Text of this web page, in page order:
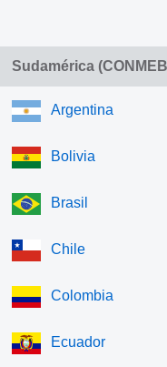
Sudamérica
Argentina
Bolivia
Brasil
Chile
Colombia
Ecuador